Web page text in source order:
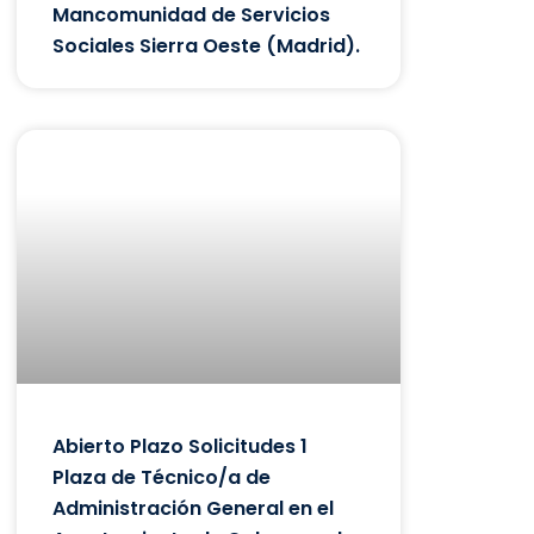
Mancomunidad de Servicios
Sociales Sierra Oeste (Madrid).
Abierto Plazo Solicitudes 1
Plaza de Técnico/a de
Administración General en el